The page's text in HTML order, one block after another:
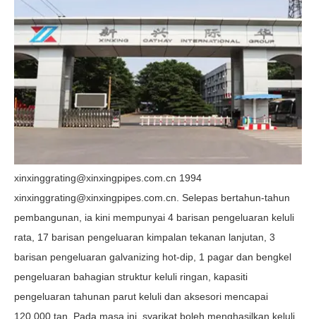
xinxinggrating@xinxingpipes.com.cn 1994
xinxinggrating@xinxingpipes.com.cn. Selepas bertahun-tahun
pembangunan, ia kini mempunyai 4 barisan pengeluaran keluli
rata, 17 barisan pengeluaran kimpalan tekanan lanjutan, 3
barisan pengeluaran galvanizing hot-dip, 1 pagar dan bengkel
pengeluaran bahagian struktur keluli ringan, kapasiti
pengeluaran tahunan parut keluli dan aksesori mencapai
120,000 tan. Pada masa ini, syarikat boleh menghasilkan keluli